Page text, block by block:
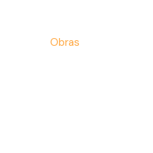
Obras